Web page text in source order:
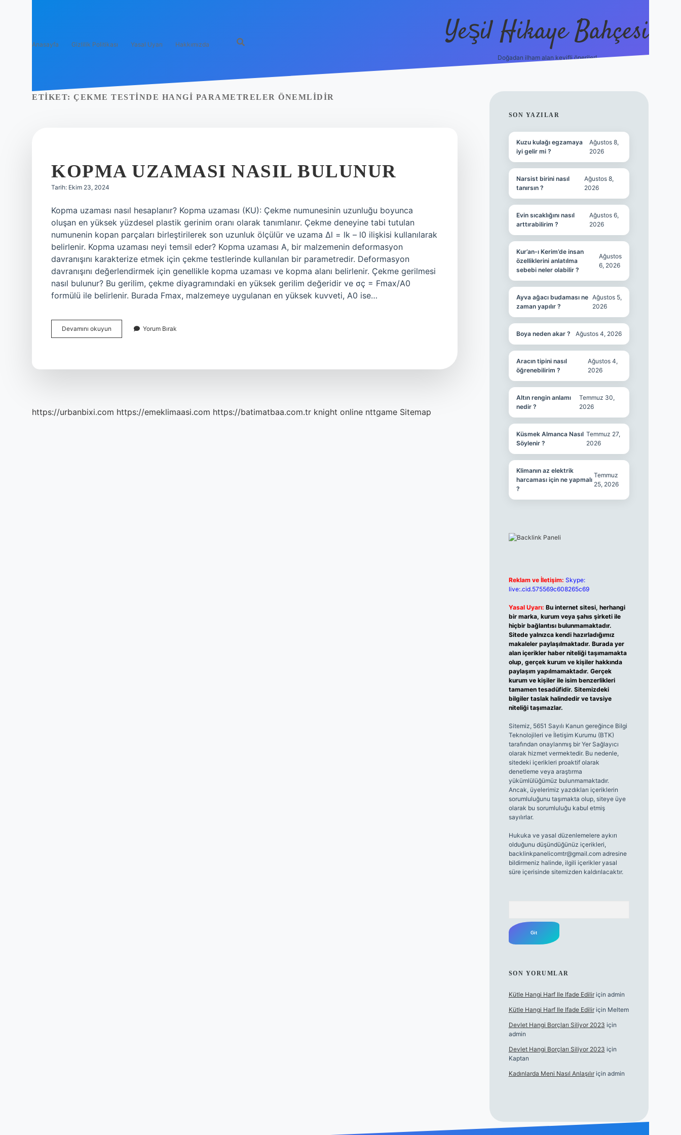
Anasayfa Gizlilik Politikası Yasal Uyarı Hakkımızda Yeşil Hikaye Bahçesi
Doğadan ilham alan keyifli öneriler!
ETIKET: ÇEKME TESTINDE HANGI PARAMETRELER ÖNEMLIDIR
KOPMA UZAMASI NASIL BULUNUR
Tarih: Ekim 23, 2024
Kopma uzaması nasıl hesaplanır? Kopma uzaması (KU): Çekme numunesinin uzunluğu boyunca
oluşan en yüksek yüzdesel plastik gerinim oranı olarak tanımlanır. Çekme deneyine tabi tutulan
numunenin kopan parçaları birleştirilerek son uzunluk ölçülür ve uzama ∆l = lk – l0 ilişkisi kullanılarak
belirlenir. Kopma uzaması neyi temsil eder? Kopma uzaması A, bir malzemenin deformasyon
davranışını karakterize etmek için çekme testlerinde kullanılan bir parametredir. Deformasyon
davranışını değerlendirmek için genellikle kopma uzaması ve kopma alanı belirlenir. Çekme gerilmesi
nasıl bulunur? Bu gerilim, çekme diyagramındaki en yüksek gerilim değeridir ve σç = Fmax/A0
formülü ile belirlenir. Burada Fmax, malzemeye uygulanan en yüksek kuvveti, A0 ise…
Devamını okuyun
Uzaması
Yorum Bırak
https://urbanbixi.com https://emeklimaasi.com https://batimatbaa.com.tr knight online nttgame Sitemap
SIDEBAR
SON YAZILAR
Kuzu kulağı egzamaya
iyi gelir mi ?
Ağustos 8,
2026
Narsist birini nasıl
tanırsın ?
Ağustos 8,
2026
Evin sıcaklığını nasıl
arttırabilirim ?
Ağustos 6,
2026
Kur’an-ı Kerim’de insan
özelliklerini anlatılma
sebebi neler olabilir ?
Ağustos
6, 2026
Ayva ağacı budaması ne
zaman yapılır ?
Ağustos 5,
2026
Boya neden akar ? Ağustos 4, 2026
Aracın tipini nasıl
öğrenebilirim ?
Ağustos 4,
2026
Altın rengin anlamı
nedir ?
Temmuz 30,
2026
Küsmek Almanca Nasıl
Söylenir ?
Temmuz 27,
2026
Klimanın az elektrik
harcaması için ne yapmalı
?
Temmuz
25, 2026
Reklam ve İletişim: Skype:
live:.cid.575569c608265c69
Yasal Uyarı: Bu internet sitesi, herhangi
bir marka, kurum veya şahıs şirketi ile
hiçbir bağlantısı bulunmamaktadır.
Sitede yalnızca kendi hazırladığımız
makaleler paylaşılmaktadır. Burada yer
alan içerikler haber niteliği taşımamakta
olup, gerçek kurum ve kişiler hakkında
paylaşım yapılmamaktadır. Gerçek
kurum ve kişiler ile isim benzerlikleri
tamamen tesadüfidir. Sitemizdeki
bilgiler taslak halindedir ve tavsiye
niteliği taşımazlar.
Sitemiz, 5651 Sayılı Kanun gereğince Bilgi
Teknolojileri ve İletişim Kurumu (BTK)
tarafından onaylanmış bir Yer Sağlayıcı
olarak hizmet vermektedir. Bu nedenle,
sitedeki içerikleri proaktif olarak
denetleme veya araştırma
yükümlülüğümüz bulunmamaktadır.
Ancak, üyelerimiz yazdıkları içeriklerin
sorumluluğunu taşımakta olup, siteye üye
olarak bu sorumluluğu kabul etmiş
sayılırlar.
Hukuka ve yasal düzenlemelere aykırı
olduğunu düşündüğünüz içerikleri,
backlinkpanelicomtr@gmail.comadresine
bildirmeniz halinde, ilgili içerikler yasal
süre içerisinde sitemizden kaldırılacaktır.
SON YORUMLAR
Kütle Hangi Harf Ile Ifade Ediliriçin admin
Kütle Hangi Harf Ile Ifade Ediliriçin Meltem
Devlet Hangi Borçları Siliyor 2023 için
admin
Devlet Hangi Borçları Siliyor 2023 için
Kaptan
Kadınlarda Meni Nasıl Anlaşılıriçin admin
https://betci.co/en